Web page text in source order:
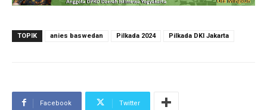
TOPIK anies baswedan Pilkada 2024 Pilkada DKI Jakarta
Facebook Twitter